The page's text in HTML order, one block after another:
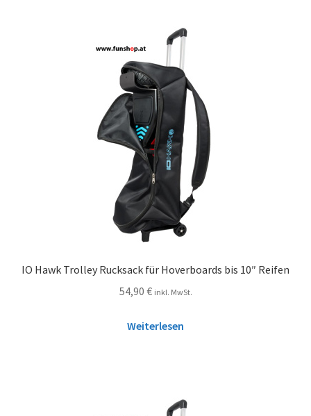
IO Hawk Trolley Rucksack für Hoverboards bis 10″ Reifen
54,90 € inkl. MwSt.
Weiterlesen